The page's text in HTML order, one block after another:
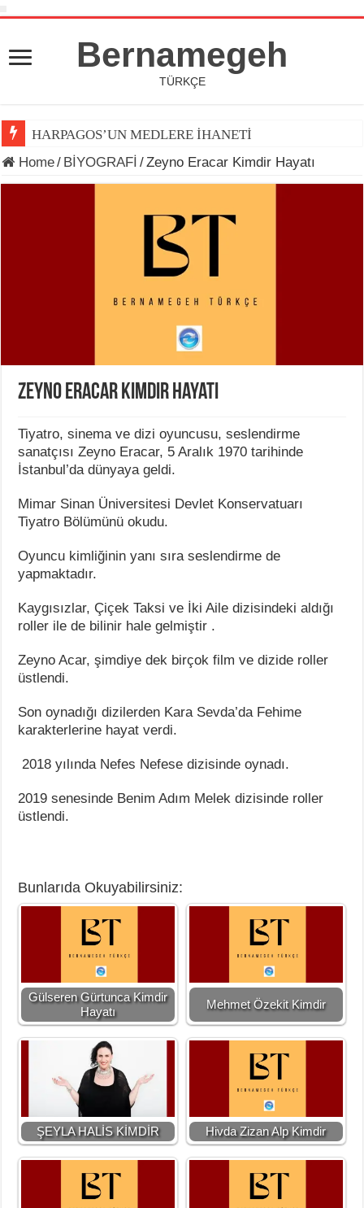
Bernamegeh
TÜRKÇE
HARPAGOS’UN MEDLERE İHANETİ
Home/ BİYOGRAFİ /Zeyno Eracar Kimdir Hayatı
Zeyno Eracar Kimdir Hayatı
Tiyatro, sinema ve dizi oyuncusu, seslendirme
sanatçısı Zeyno Eracar, 5 Aralık 1970 tarihinde
İstanbul’da dünyaya geldi.
Mimar Sinan Üniversitesi Devlet Konservatuarı
Tiyatro Bölümünü okudu.
Oyuncu kimliğinin yanı sıra seslendirme de
yapmaktadır.
Kaygısızlar, Çiçek Taksi ve İki Aile dizisindeki aldığı
roller ile de bilinir hale gelmiştir .
Zeyno Acar, şimdiye dek birçok film ve dizide roller
üstlendi.
Son oynadığı dizilerden Kara Sevda’da Fehime
karakterlerine hayat verdi.
2018 yılında Nefes Nefese dizisinde oynadı.
2019 senesinde Benim Adım Melek dizisinde roller
üstlendi.
Bunlarıda Okuyabilirsiniz:
Gülseren Gürtunca Kimdir
Hayatı
Mehmet Özekit Kimdir
ŞEYLA HALİS KİMDİR Hivda Zizan Alp Kimdir